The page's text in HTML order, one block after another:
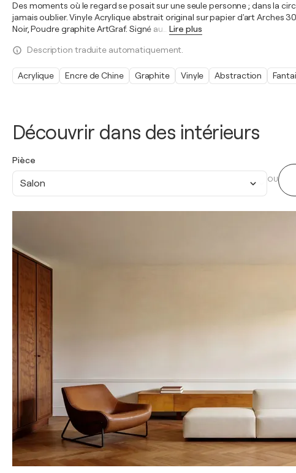
Découvrir dans des intérieurs
Pièce
Salon OU
Des moments où le regard se posait sur une seule personne ; dans la
jamais oublier. Vinyle Acrylique abstrait original sur papier d'art Arches
Noir, Poudre graphite ArtGraf. Signé au
Lire plus
Description traduite automatiquement.
Acrylique Encre de Chine Graphite Vinyle Abstraction